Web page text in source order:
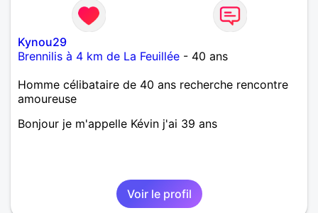
Kynou29
Brennilis à 4 km de La Feuillée - 40 ans
Homme célibataire de 40 ans recherche rencontre
amoureuse
Bonjour je m'appelle Kévin j'ai 39 ans
Voir le profil